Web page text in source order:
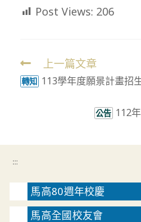
Post Views: 206
Read
more
上一篇文章
轉知 113學年度願景計畫招
公告 112
:::
馬高80週年校慶
馬高全國校友會